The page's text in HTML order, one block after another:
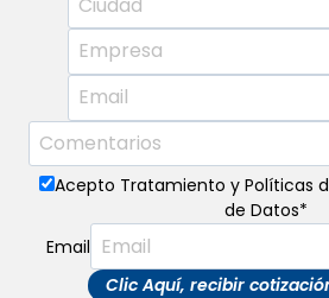
Acepto Tratamiento y Políticas
de Datos*
Email
Clic Aquí, recibir